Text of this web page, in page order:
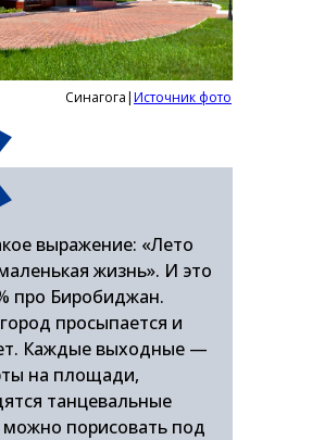
Синагога|Источник фото
выражение: «Лето
жизнь». И это
про Биробиджан.
просыпается и
Каждые выходные —
на площади,
танцевальные
порисовать под